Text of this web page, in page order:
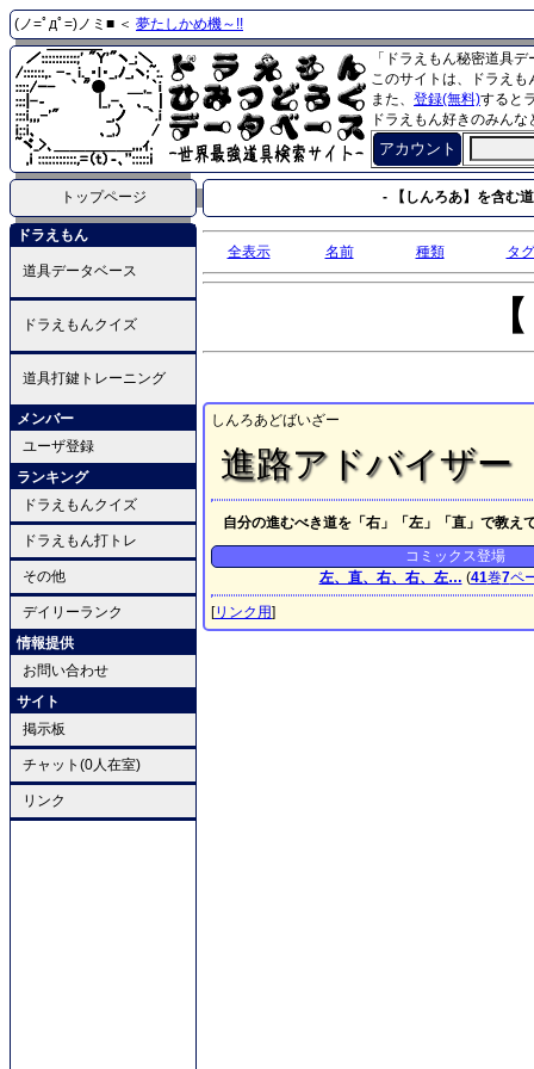
(ノ=ﾟдﾟ=)ノミ■ ＜ 夢たしかめ機～!!
「ドラえもん秘密道具
このサイトは、ドラえ
また、 登録(無料)すると
ドラえもん好きのみん
アカウント
トップページ - 【しんろあ】を含む
ドラえもん
道具データベース
ドラえもんクイズ
道具打鍵トレーニング
メンバー
ユーザ登録
ランキング
ドラえもんクイズ
ドラえもん打トレ
その他
デイリーランク
情報提供
お問い合わせ
サイト
掲示板
チャット(0人在室)
リンク
全表示 名前 種類 タグ
しんろあどばいざー
進路アドバイザー
自分の進むべき道を「右」「左」「直」で教え
コミックス登場
左、直、右、右、左… (41巻7ペ
[リンク用]